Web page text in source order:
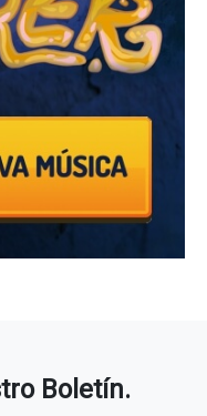
Boletín.